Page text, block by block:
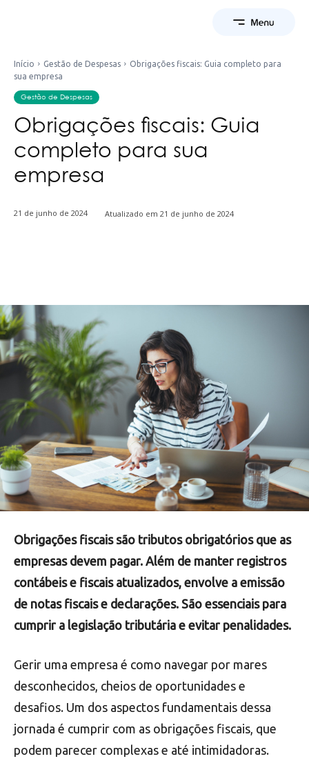
Início Gestão de Despesas
Obrigações fiscais: Guia completo para
sua empresa
Gestão de Despesas
Obrigações fiscais: Guia
completo para sua
empresa
21 de junho de 2024 Atualizado em 21 de junho de 2024
Obrigações fiscais são tributos obrigatórios que as
empresas devem pagar. Além de manter registros
contábeis e fiscais atualizados, envolve a emissão
de notas fiscais e declarações. São essenciais para
cumprir a legislação tributária e evitar penalidades.
Gerir uma empresa é como navegar por mares
desconhecidos, cheios de oportunidades e
desafios. Um dos aspectos fundamentais dessa
jornada é cumprir com as obrigações fiscais, que
podem parecer complexas e até intimidadoras.